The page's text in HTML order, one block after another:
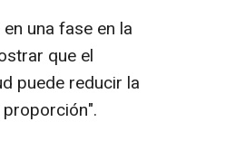
una fase en la
que el
puede reducir la